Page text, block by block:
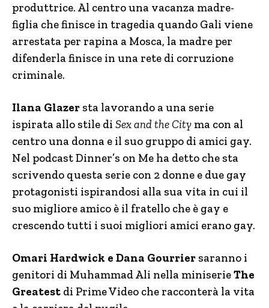
produttrice. Al centro una vacanza madre-
figlia che finisce in tragedia quando Gali viene
arrestata per rapina a Mosca, la madre per
difenderla finisce in una rete di corruzione
criminale.
Ilana Glazer sta lavorando a una serie
ispirata allo stile di Sex and the City ma con al
centro una donna e il suo gruppo di amici gay.
Nel podcast Dinner’s on Me ha detto che sta
scrivendo questa serie con 2 donne e due gay
protagonisti ispirandosi alla sua vita in cui il
suo migliore amico è il fratello che è gay e
crescendo tutti i suoi migliori amici erano gay.
Omari Hardwick e Dana Gourrier saranno i
genitori di Muhammad Ali nella miniserieThe
Greatest di Prime Video che racconterà la vita